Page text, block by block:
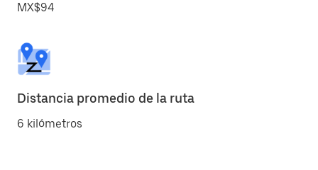
MX$94
Distancia promedio de la ruta
6 kilómetros